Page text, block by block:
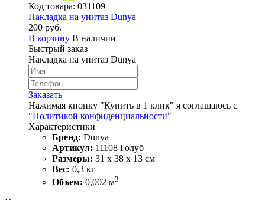
Код товара: 031109
Накладка на унитаз Dunya
200 руб.
В корзину В наличии
Быстрый заказ
Накладка на унитаз Dunya
Заказать
Нажимая кнопку "Купить в 1 клик" я соглашаюсь с
"Политикой конфиденциальности"
Характеристики
Бренд: Dunya
Артикул: 11108 Голуб
Размеры: 31 х 38 х 13 см
Вес: 0,3 кг
Объем: 0,002 м3